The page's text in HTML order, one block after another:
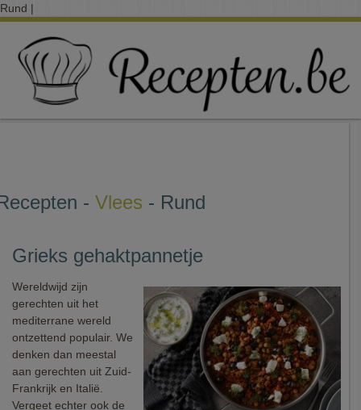
Rund |
- Vlees - Rund
Grieks gehaktpannetje
Wereldwijd zijn
gerechten uit het
mediterrane wereld
ontzettend populair. We
denken dan meestal
aan gerechten uit Zuid-
Frankrijk en Italië.
Vergeet echter ook de